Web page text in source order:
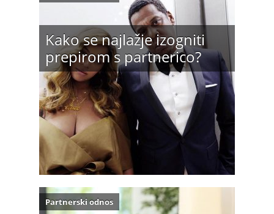
Kako se najlažje izogniti
prepirom s partnerico?
Partnerski odnos